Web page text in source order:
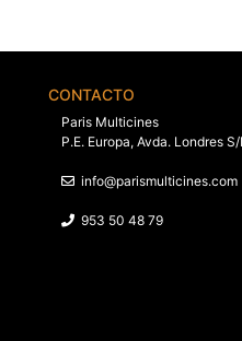
CONTACTO
Paris Multicines
P.E. Europa, Avda. Londres
info@parismulticines.com
953 50 48 79